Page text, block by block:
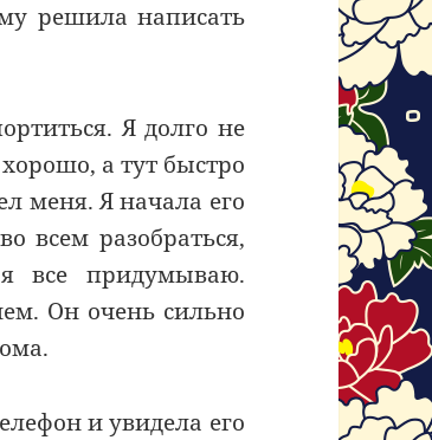
решила написать
Я долго не
а тут быстро
меня. Я начала его
всем разобраться,
все придумываю.
Он очень сильно
и увидела его